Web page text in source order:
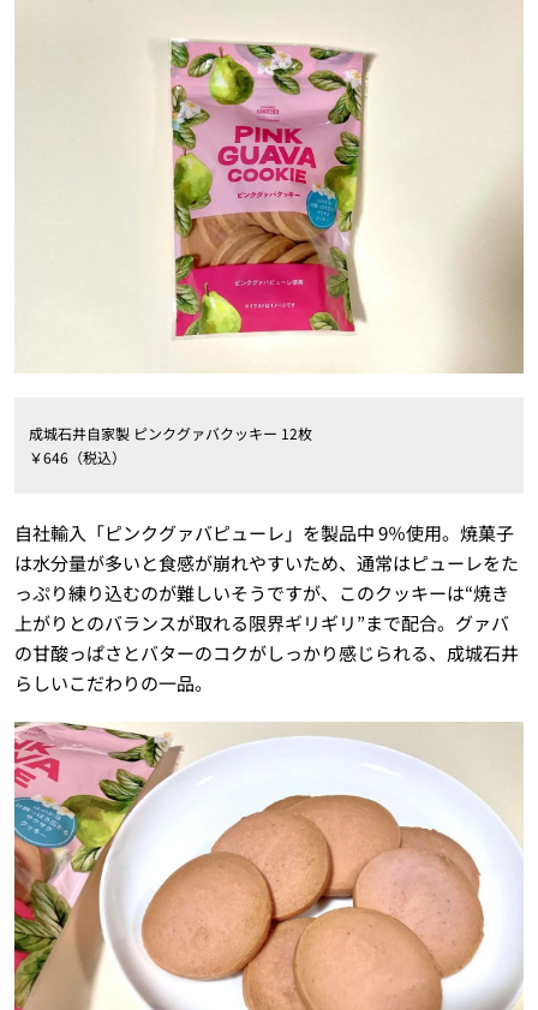
成城石井自家製 ピンクグァバクッキー 12枚
￥646（税込）
自社輸入「ピンクグァバピューレ」を製品中 9％使用。焼菓子
は水分量が多いと食感が崩れやすいため、通常はピューレをた
っぷり練り込むのが難しいそうですが、このクッキーは“焼き
上がりとのバランスが取れる限界ギリギリ”まで配合。グァバ
の甘酸っぱさとバターのコクがしっかり感じられる、成城石井
らしいこだわりの一品。